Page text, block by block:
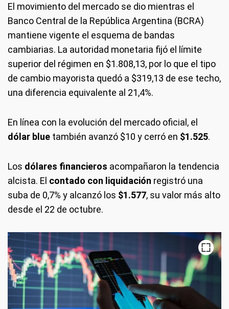
El movimiento del mercado se dio mientras el
Banco Central de la República Argentina (BCRA)
mantiene vigente el esquema de bandas
cambiarias. La autoridad monetaria fijó el límite
superior del régimen en $1.808,13, por lo que el tipo
de cambio mayorista quedó a $319,13 de ese techo,
una diferencia equivalente al 21,4%.
En línea con la evolución del mercado oficial, el
dólar blue también avanzó $10 y cerró en $1.525.
Los dólares financieros acompañaron la tendencia
alcista. El contado con liquidación registró una
suba de 0,7% y alcanzó los $1.577, su valor más alto
desde el 22 de octubre.